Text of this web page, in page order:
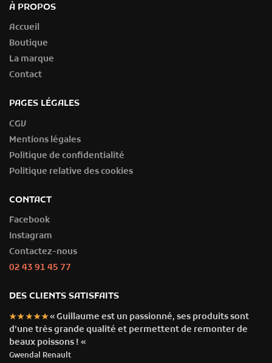
À PROPOS
Accueil
Boutique
La marque
Contact
PAGES LÉGALES
CGV
Mentions légales
Politique de confidentialité
Politique relative des cookies
CONTACT
Facebook
Instagram
Contactez-nous
02 43 91 45 77
DES CLIENTS SATISFAITS
★★★★★« Guillaume est un passionné, ses produits sont
d’une très grande qualité et permettent de remonter de
beaux poissons ! «
Gwendal Renault